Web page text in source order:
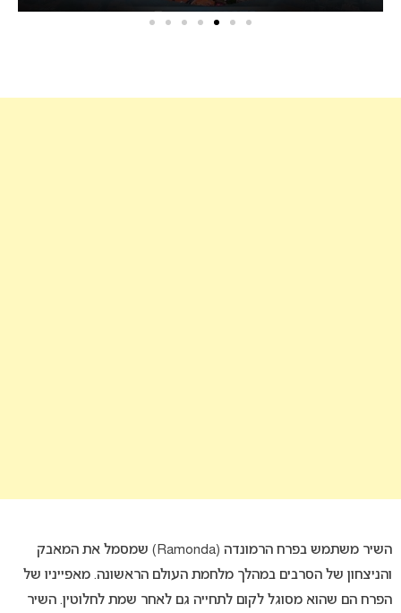
השיר משתמש בפרח הרמונדה (Ramonda) שמסמל את המאבק
והניצחון של הסרבים במהלך מלחמת העולם הראשונה. מאפייניו של
הפרח הם שהוא מסוגל לקום לתחייה גם לאחר שמת לחלוטין. השיר